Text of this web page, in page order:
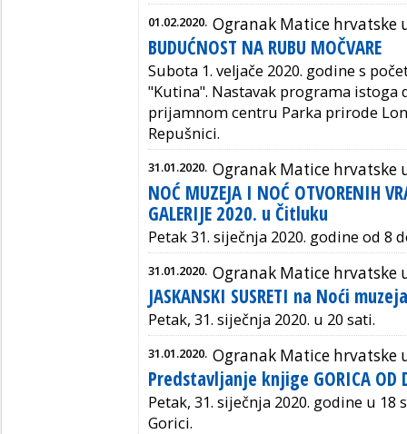
01.02.2020. Ogranak Matice hrvatske
BUDUĆNOST NA RUBU MOČVARE
Subota 1. veljače 2020. godine s
"Kutina". Nastavak programa istoga
prijamnom centru Parka prirode
Repušnici.
31.01.2020. Ogranak Matice hrvatske
NOĆ MUZEJA I NOĆ OTVORENIH
GALERIJE 2020. u Čitluku
Petak 31. siječnja 2020. godine od 8
31.01.2020. Ogranak Matice hrvatske
JASKANSKI SUSRETI na Noći
Petak, 31. siječnja 2020. u 20 sati.
31.01.2020. Ogranak Matice hrvatske
Predstavljanje knjige GORICA OD
Petak, 31. siječnja 2020. godine u 18
Gorici.